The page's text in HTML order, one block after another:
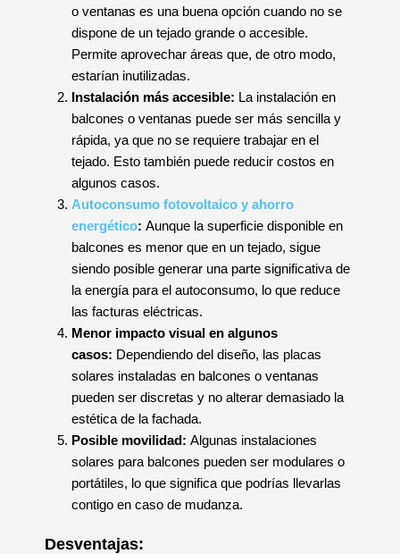
o ventanas es una buena opción cuando no se
dispone de un tejado grande o accesible.
Permite aprovechar áreas que, de otro modo,
estarían inutilizadas.
Instalación más accesible: La instalación en
balcones o ventanas puede ser más sencilla y
rápida, ya que no se requiere trabajar en el
tejado. Esto también puede reducir costos en
algunos casos.
Autoconsumo fotovoltaico y ahorro
energético: Aunque la superficie disponible en
balcones es menor que en un tejado, sigue
siendo posible generar una parte significativa de
la energía para el autoconsumo, lo que reduce
las facturas eléctricas.
Menor impacto visual en algunos
casos: Dependiendo del diseño, las placas
solares instaladas en balcones o ventanas
pueden ser discretas y no alterar demasiado la
estética de la fachada.
Posible movilidad: Algunas instalaciones
solares para balcones pueden ser modulares o
portátiles, lo que significa que podrías llevarlas
contigo en caso de mudanza.
Desventajas: